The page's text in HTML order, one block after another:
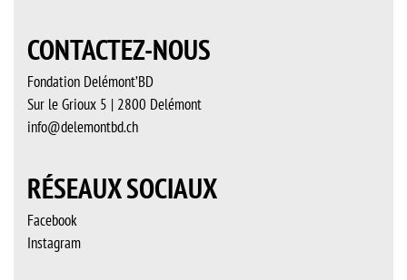
CONTACTEZ-NOUS
Fondation Delémont’BD
Sur le Grioux 5 | 2800 Delémont
info@delemontbd.ch
RÉSEAUX SOCIAUX
Facebook
Instagram